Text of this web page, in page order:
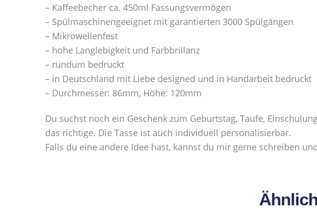
– Kaffeebecher ca. 450ml Fassungsvermögen
– Spülmaschinengeeignet mit garantierten 3000 Spülgängen
– Mikrowellenfest
– hohe Langlebigkeit und Farbbrillanz
– rundum bedruckt
– in Deutschland mit Liebe designed und in Handarbeit bedruckt
– Durchmesser: 86mm, Höhe: 120mm
Du suchst noch ein Geschenk zum Geburtstag, Taufe,
das richtige. Die Tasse ist auch individuell personalisierbar.
Falls du eine andere Idee hast, kannst du mir gerne schreiben